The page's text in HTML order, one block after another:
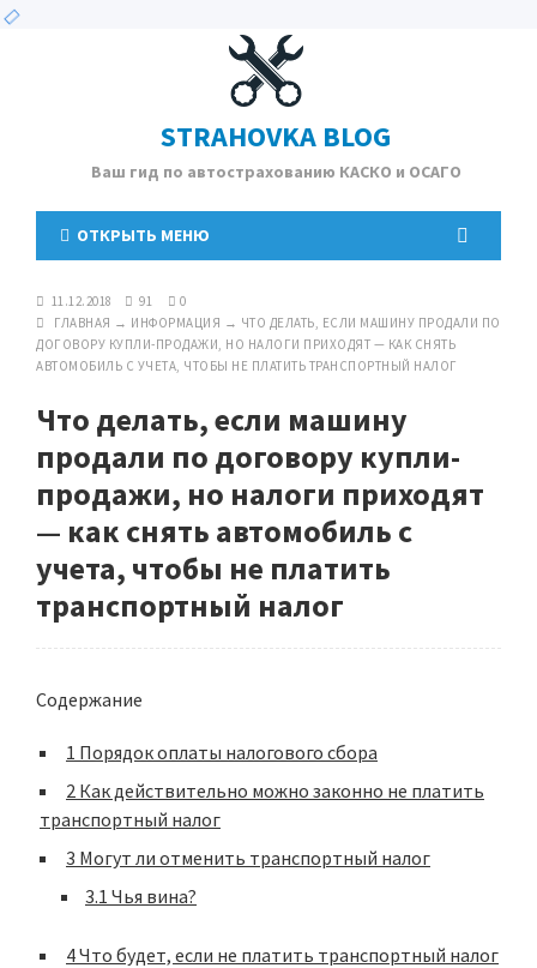
STRAHOVKA BLOG
Ваш гид по автострахованию КАСКО и ОСАГО
ОТКРЫТЬ МЕНЮ
11.12.2018 91
0
ГЛАВНАЯ → ИНФОРМАЦИЯ → ЧТО ДЕЛАТЬ, ЕСЛИ МАШИНУ ПРОДАЛИ ПО
ДОГОВОРУ КУПЛИ-ПРОДАЖИ, НО НАЛОГИ ПРИХОДЯТ — КАК СНЯТЬ
АВТОМОБИЛЬ С УЧЕТА, ЧТОБЫ НЕ ПЛАТИТЬ ТРАНСПОРТНЫЙ НАЛОГ
Что делать, если машину
продали по договору купли-
продажи, но налоги приходят
— как снять автомобиль с
учета, чтобы не платить
транспортный налог
Содержание
1 Порядок оплаты налогового сбора
2 Как действительно можно законно не платить
транспортный налог
3 Могут ли отменить транспортный налог
3.1 Чья вина?
4Что будет, если не платить транспортный налог